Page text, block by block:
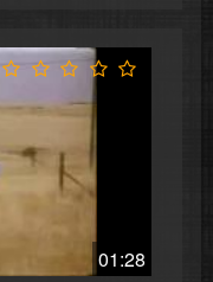
01:28